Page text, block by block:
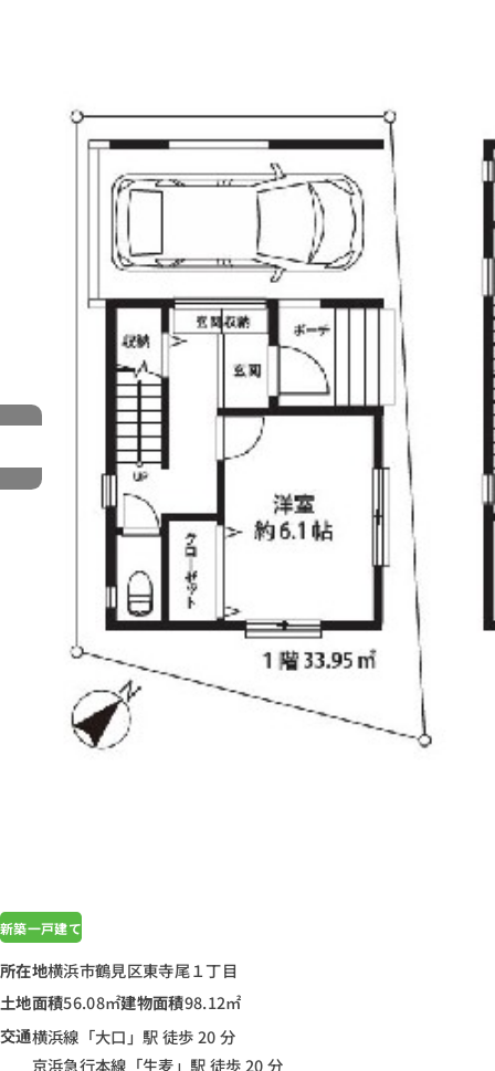
新築一戸建て
所在地横浜市鶴見区東寺尾１丁目
土地面積56.08㎡建物面積98.12㎡
交通横浜線「大口」駅 徒歩 20 分
京浜急行本線「生麦」駅 徒歩 20 分